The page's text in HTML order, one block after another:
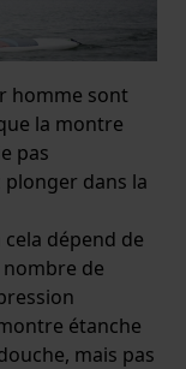
homme sont
la montre
pas
dans la
dépend de
de
étanche
mais pas